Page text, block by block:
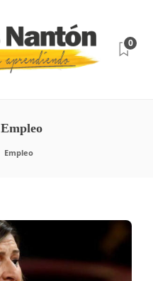
0
Empleo
Empleo